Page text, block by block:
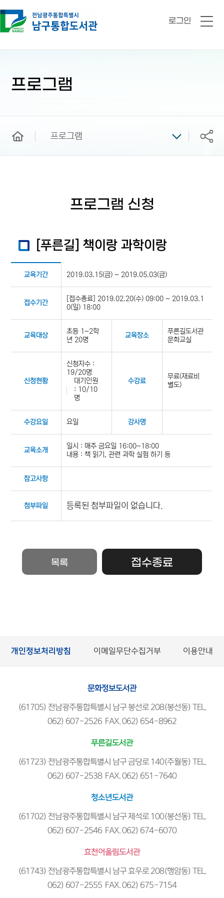
로그인
전
프로그램
프로그램 공유
프로그램 신청
[푸른길] 책이랑 과학이랑
교육기간 2019.03.15(금) ~ 2019.05.03(금)
접수기간
[접수종료] 2019.02.20(수) 09:00 ~ 2019.03.1
0(일) 18:00
교육대상
초등 1~2학
년 20명
교육장소
푸른길도서관
문화교실
신청현황
신청자수 :
19/20명
대기인원
: 10/10
명
수강료
무료(재료비
별도)
수강요일 요일 강사명
교육소개
일시 : 매주 금요일 16:00~18:00
내용 : 책 읽기, 관련 과학 실험 하기 등
참고사항
첨부파일 등록된 첨부파일이 없습니다.
목록 접수종료
개인정보처리방침 이메일무단수집거부 이용안내
문화정보도서관
(61705) 전남광주통합특별시 남구 봉선로 208(봉선동) TEL.
062) 607-2526 FAX. 062) 654-8962
푸른길도서관
(61723) 전남광주통합특별시 남구 금당로 140(주월동) TEL.
062) 607-2538 FAX. 062) 651-7640
청소년도서관
(61702) 전남광주통합특별시 남구 제석로 100(봉선동) TEL.
062) 607-2546 FAX. 062) 674-6070
효천어울림도서관
(61743) 전남광주통합특별시 남구 효우로 208(행암동) TEL.
062) 607-2555 FAX. 062) 675-7154